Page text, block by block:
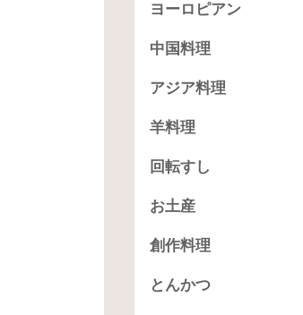
ヨーロピアン
中国料理
アジア料理
羊料理
回転すし
お土産
創作料理
とんかつ